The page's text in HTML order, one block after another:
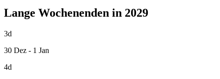
Lange Wochenenden in 2029
3d
30 Dez - 1 Jan
4d